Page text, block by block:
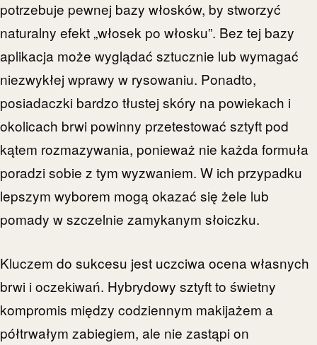
potrzebuje pewnej bazy włosków, by stworzyć
naturalny efekt „włosek po włosku”. Bez tej bazy
aplikacja może wyglądać sztucznie lub wymagać
niezwykłej wprawy w rysowaniu. Ponadto,
posiadaczki bardzo tłustej skóry na powiekach i
okolicach brwi powinny przetestować sztyft pod
kątem rozmazywania, ponieważ nie każda formuła
poradzi sobie z tym wyzwaniem. W ich przypadku
lepszym wyborem mogą okazać się żele lub
pomady w szczelnie zamykanym słoiczku.
Kluczem do sukcesu jest uczciwa ocena własnych
brwi i oczekiwań. Hybrydowy sztyft to świetny
kompromis między codziennym makijażem a
półtrwałym zabiegiem, ale nie zastąpi on